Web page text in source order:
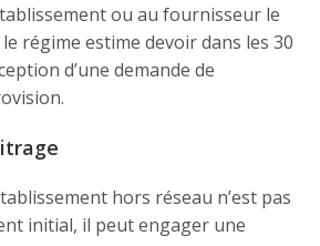
ou au fournisseur le
régime estime devoir dans les 30
d’une demande de
hors réseau n’est pas
initial, il peut engager une